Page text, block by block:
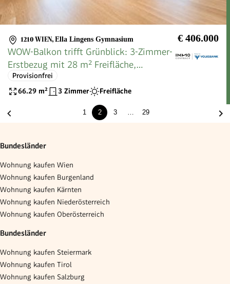
1210 WIEN, Ella Lingens Gymnasium € 406.000
WOW-Balkon trifft Grünblick: 3-Zimmer-
Erstbezug mit 28 m² Freifläche,
Fußbodenkühlung & Geothermie
Provisionfrei
66.29 m² 3 Zimmer Freifläche
1 2 3 29
Bundesländer
Wohnung kaufen Wien
Wohnung kaufen Burgenland
Wohnung kaufen Kärnten
Wohnung kaufen Niederösterreich
Wohnung kaufen Oberösterreich
Bundesländer
Wohnung kaufen Steiermark
Wohnung kaufen Tirol
Wohnung kaufen Salzburg